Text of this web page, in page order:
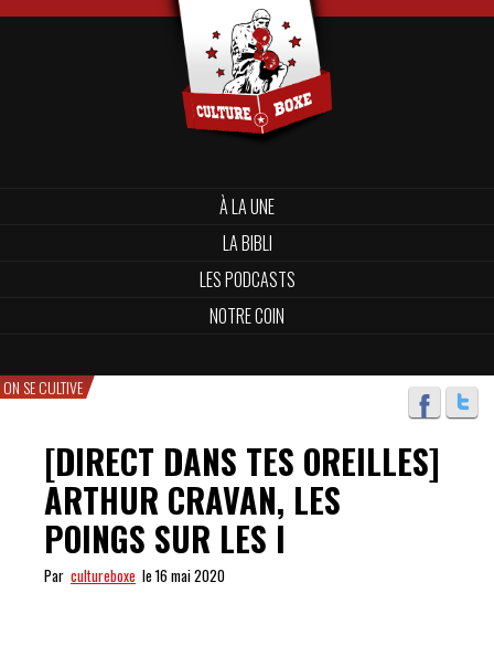
À LA UNE
LA BIBLI
LES PODCASTS
NOTRE COIN
ON SE CULTIVE
[DIRECT DANS TES OREILLES]
ARTHUR CRAVAN, LES
POINGS SUR LES I
Par cultureboxe le 16 mai 2020